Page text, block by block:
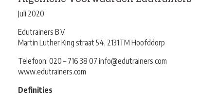
Juli 2020
Edutrainers B.V.
Martin Luther King straat 54, 2131TM Hoofddorp
Telefoon: 020 – 716 38 07 info@edutrainers.com
www.edutrainers.com
Definities